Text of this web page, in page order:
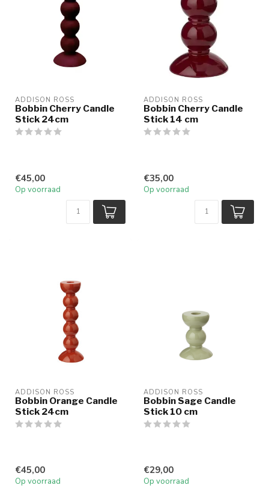
ADDISON ROSS
Bobbin Cherry Candle
Stick 24cm
€45,00
Op voorraad
ADDISON ROSS
Bobbin Cherry Candle
Stick 14 cm
€35,00
Op voorraad
ADDISON ROSS
Bobbin Orange Candle
Stick 24cm
€45,00
Op voorraad
ADDISON ROSS
Bobbin Sage Candle
Stick 10 cm
€29,00
Op voorraad